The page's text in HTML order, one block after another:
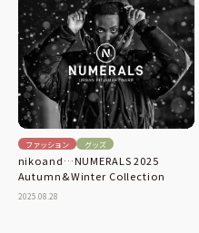
ファッション グッズ
nikoand…NUMERALS 2025
Autumn&Winter Collection
2025.08.28